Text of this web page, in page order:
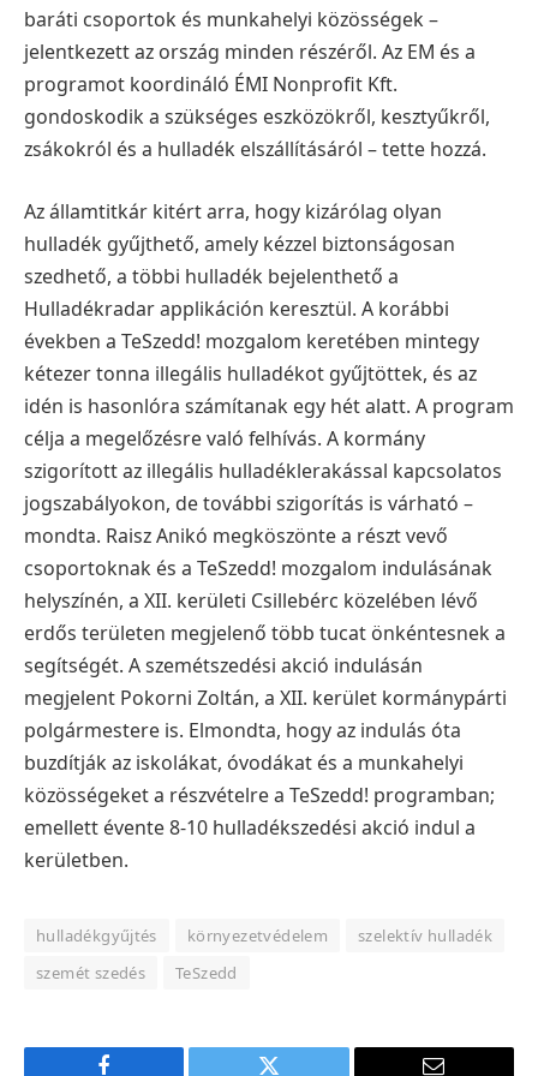
baráti csoportok és munkahelyi közösségek –
jelentkezett az ország minden részéről. Az EM és a
programot koordináló ÉMI Nonprofit Kft.
gondoskodik a szükséges eszközökről, kesztyűkről,
zsákokról és a hulladék elszállításáról – tette hozzá.
Az államtitkár kitért arra, hogy kizárólag olyan
hulladék gyűjthető, amely kézzel biztonságosan
szedhető, a többi hulladék bejelenthető a
Hulladékradar applikáción keresztül. A korábbi
években a TeSzedd! mozgalom keretében mintegy
kétezer tonna illegális hulladékot gyűjtöttek, és az
idén is hasonlóra számítanak egy hét alatt. A program
célja a megelőzésre való felhívás. A kormány
szigorított az illegális hulladéklerakással kapcsolatos
jogszabályokon, de további szigorítás is várható –
mondta. Raisz Anikó megköszönte a részt vevő
csoportoknak és a TeSzedd! mozgalom indulásának
helyszínén, a XII. kerületi Csillebérc közelében lévő
erdős területen megjelenő több tucat önkéntesnek a
segítségét. A szemétszedési akció indulásán
megjelent Pokorni Zoltán, a XII. kerület kormánypárti
polgármestere is. Elmondta, hogy az indulás óta
buzdítják az iskolákat, óvodákat és a munkahelyi
közösségeket a részvételre a TeSzedd! programban;
emellett évente 8-10 hulladékszedési akció indul a
kerületben.
hulladékgyűjtés környezetvédelem
szelektív hulladék
szemét szedés
TeSzedd